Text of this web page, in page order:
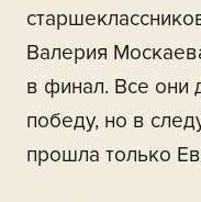
Валерия
в финал. Все они
победу, но в
прошла только